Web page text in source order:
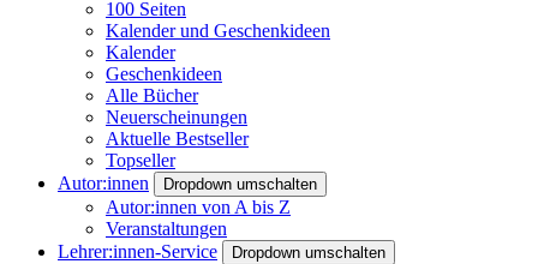
100 Seiten
Kalender und Geschenkideen
Kalender
Geschenkideen
Alle Bücher
Neuerscheinungen
Aktuelle Bestseller
Topseller
Autor:innen
Dropdown umschalten
Autor:innen von A bis Z
Veranstaltungen
Lehrer:innen-Service
Dropdown umschalten